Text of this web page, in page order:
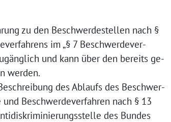
zu den Beschwerdestellen nach §
im „§ 7 Beschwerdever-
und kann über den bereits ge-
werden.
des Ablaufs des Beschwer-
Beschwerdeverfahren nach § 13
des Bundes